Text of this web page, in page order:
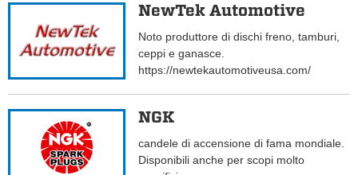
NewTek Automotive
Noto produttore di dischi freno, tamburi,
ceppi e ganasce.
https://newtekautomotiveusa.com/
NGK
candele di accensione di fama mondiale.
Disponibili anche per scopi molto